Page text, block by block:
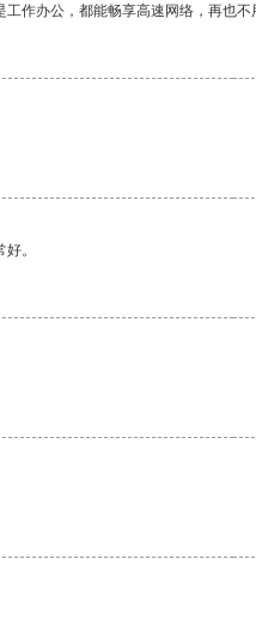
作办公，都能畅享高速网络，再也
。